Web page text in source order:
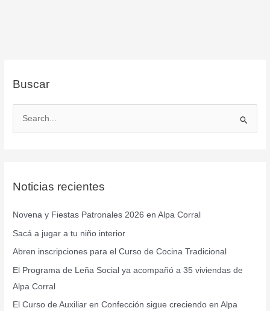
Buscar
a
p
o
r
:
Noticias recientes
Novena y Fiestas Patronales 2026 en Alpa Corral
Sacá a jugar a tu niño interior
Abren inscripciones para el Curso de Cocina Tradicional
El Programa de Leña Social ya acompañó a 35 viviendas de
Alpa Corral
El Curso de Auxiliar en Confección sigue creciendo en Alpa